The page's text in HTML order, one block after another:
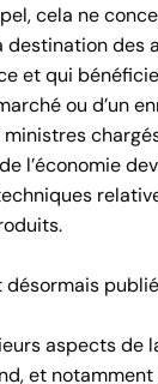
cela ne
destination des
et qui
ou d’un
l’économie
désormais
aspects de
et notamment